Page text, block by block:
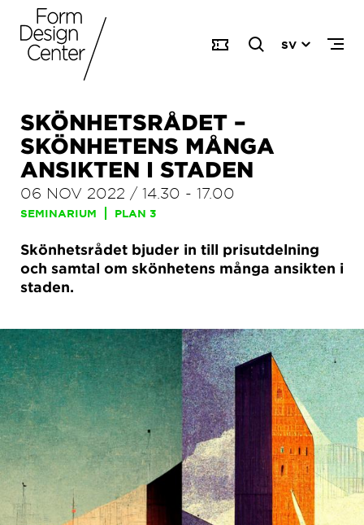
SV
SKÖNHETSRÅDET –
SKÖNHETENS MÅNGA
ANSIKTEN I STADEN
06 NOV 2022 / 14.30 - 17.00
SEMINARIUM PLAN 3
Skönhetsrådet bjuder in till prisutdelning
och samtal om skönhetens många ansikten i
staden.